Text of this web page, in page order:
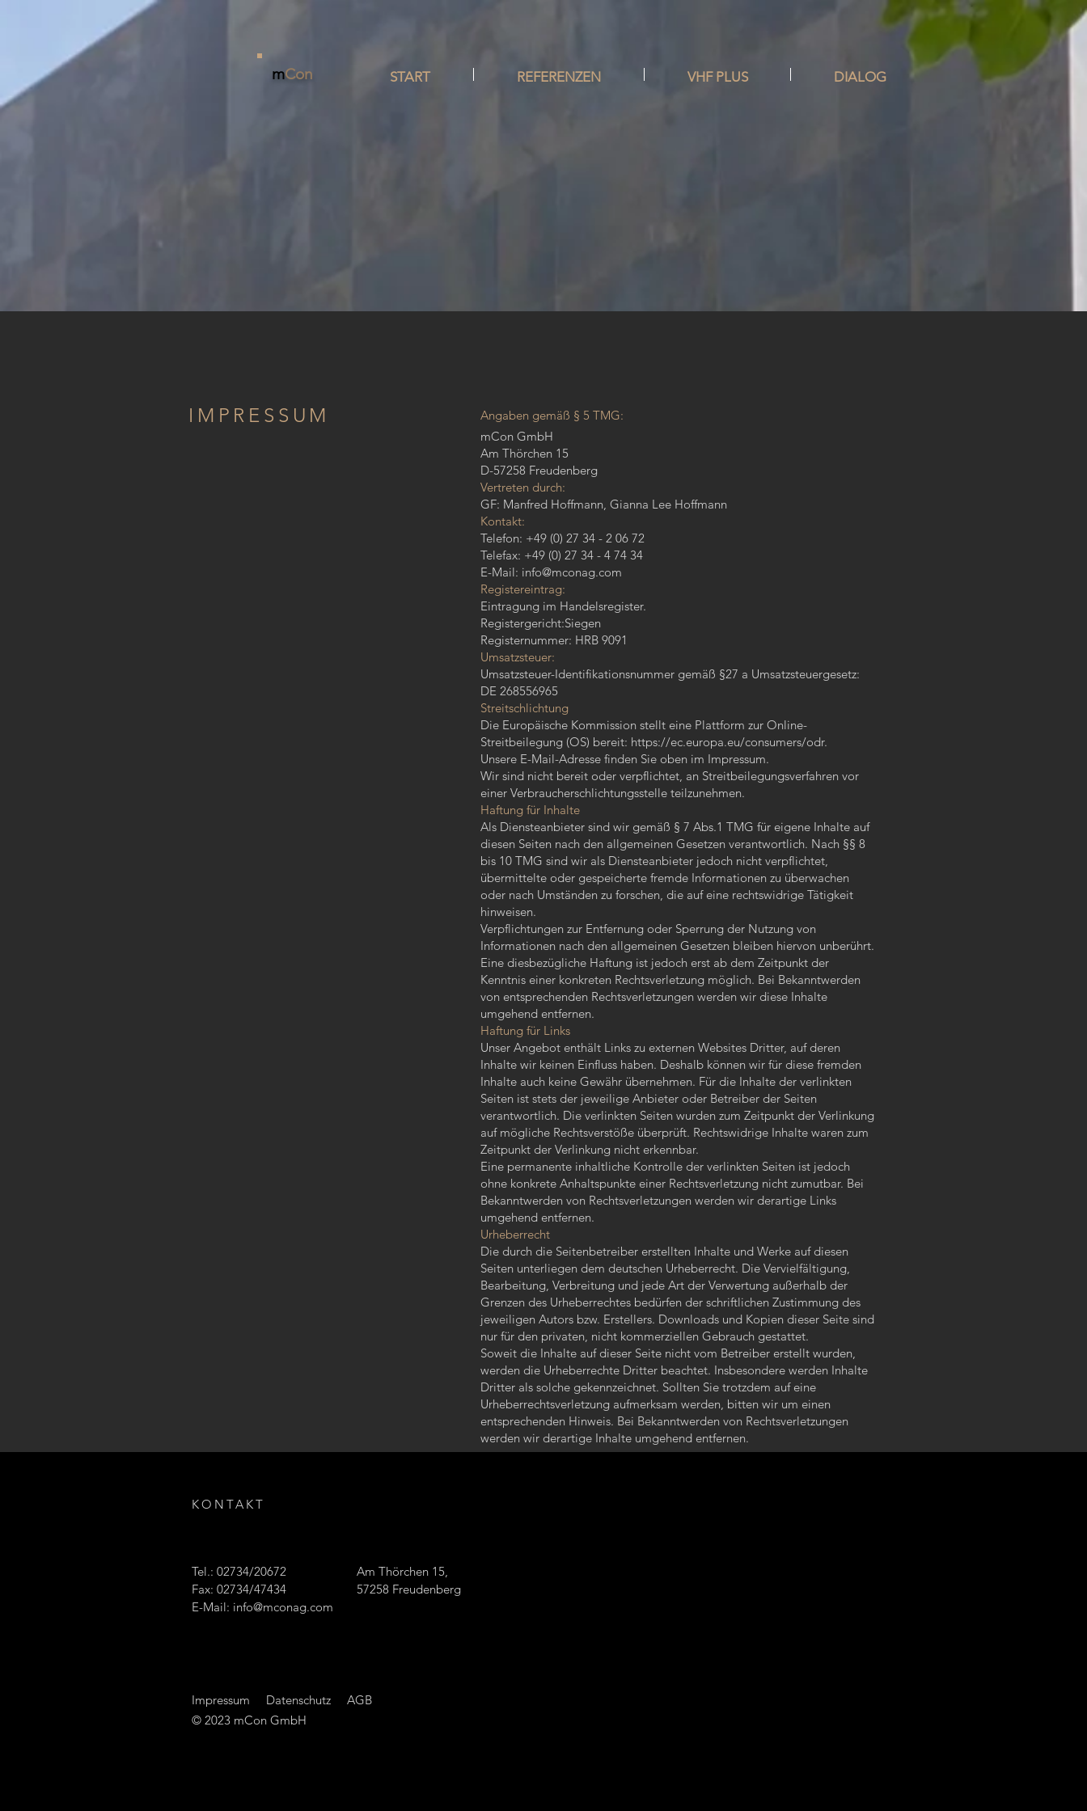
mCon START REFERENZEN VHF PLUS DIALOG
IMPRESSUM
Angaben gemäß § 5 TMG:
mCon GmbH
Am Thörchen 15
D-57258 Freudenberg
Vertreten durch:
GF: Manfred Hoffmann, Gianna Lee Hoffmann
Kontakt:
Telefon: +49 (0) 27 34 - 2 06 72
Telefax: +49 (0) 27 34 - 4 74 34
E-Mail: info@mconag.com
Registereintrag:
Eintragung im Handelsregister.
Registergericht:Siegen
Registernummer: HRB 9091
Umsatzsteuer:
Umsatzsteuer-Identifikationsnummer gemäß §27 a Umsatzsteuergesetz:
DE 268556965
Streitschlichtung
Die Europäische Kommission stellt eine Plattform zur Online-
Streitbeilegung (OS) bereit: https://ec.europa.eu/consumers/odr.
Unsere E-Mail-Adresse finden Sie oben im Impressum.
Wir sind nicht bereit oder verpflichtet, an Streitbeilegungsverfahren vor
einer Verbraucherschlichtungsstelle teilzunehmen.
Haftung für Inhalte
Als Diensteanbieter sind wir gemäß § 7 Abs.1 TMG für eigene Inhalte auf
diesen Seiten nach den allgemeinen Gesetzen verantwortlich. Nach §§ 8
bis 10 TMG sind wir als Diensteanbieter jedoch nicht verpflichtet,
übermittelte oder gespeicherte fremde Informationen zu überwachen
oder nach Umständen zu forschen, die auf eine rechtswidrige Tätigkeit
hinweisen.
Verpflichtungen zur Entfernung oder Sperrung der Nutzung von
Informationen nach den allgemeinen Gesetzen bleiben hiervon unberührt.
Eine diesbezügliche Haftung ist jedoch erst ab dem Zeitpunkt der
Kenntnis einer konkreten Rechtsverletzung möglich. Bei Bekanntwerden
von entsprechenden Rechtsverletzungen werden wir diese Inhalte
umgehend entfernen.
Haftung für Links
Unser Angebot enthält Links zu externen Websites Dritter, auf deren
Inhalte wir keinen Einfluss haben. Deshalb können wir für diese fremden
Inhalte auch keine Gewähr übernehmen. Für die Inhalte der verlinkten
Seiten ist stets der jeweilige Anbieter oder Betreiber der Seiten
verantwortlich. Die verlinkten Seiten wurden zum Zeitpunkt der Verlinkung
auf mögliche Rechtsverstöße überprüft. Rechtswidrige Inhalte waren zum
Zeitpunkt der Verlinkung nicht erkennbar.
Eine permanente inhaltliche Kontrolle der verlinkten Seiten ist jedoch
ohne konkrete Anhaltspunkte einer Rechtsverletzung nicht zumutbar. Bei
Bekanntwerden von Rechtsverletzungen werden wir derartige Links
umgehend entfernen.
Urheberrecht
Die durch die Seitenbetreiber erstellten Inhalte und Werke auf diesen
Seiten unterliegen dem deutschen Urheberrecht. Die Vervielfältigung,
Bearbeitung, Verbreitung und jede Art der Verwertung außerhalb der
Grenzen des Urheberrechtes bedürfen der schriftlichen Zustimmung des
jeweiligen Autors bzw. Erstellers. Downloads und Kopien dieser Seite sind
nur für den privaten, nicht kommerziellen Gebrauch gestattet.
Soweit die Inhalte auf dieser Seite nicht vom Betreiber erstellt wurden,
werden die Urheberrechte Dritter beachtet. Insbesondere werden Inhalte
Dritter als solche gekennzeichnet. Sollten Sie trotzdem auf eine
Urheberrechtsverletzung aufmerksam werden, bitten wir um einen
entsprechenden Hinweis. Bei Bekanntwerden von Rechtsverletzungen
werden wir derartige Inhalte umgehend entfernen.
KONTAKT
Tel.: 02734/20672
Fax: 02734/47434
E-Mail: info@mconag.com
Am Thörchen 15,
57258 Freudenberg
Impressum Datenschutz
AGB
© 2023 mCon GmbH